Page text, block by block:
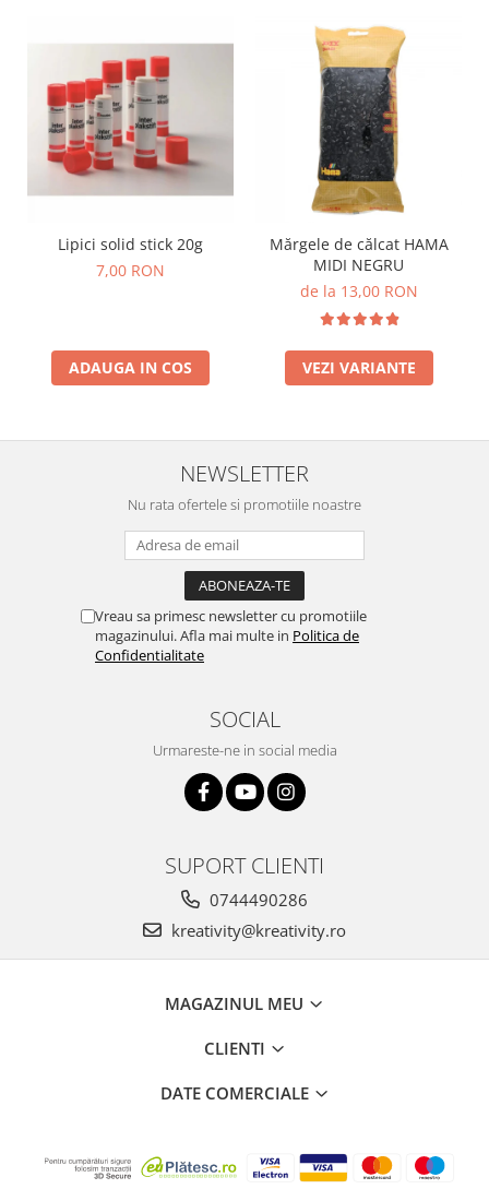
Mărgele HAMA MIDI
Mărgele HAMA MINI
Perceperea timpului - TimeTimer
Stimulare senzoriala
Stimulare auditiva
Stimulare tactila
Stimulare vizuala
Lipici solid stick 20g
7,00 RON
ADAUGA IN COS
Mărgele de călcat HAMA
MIDI NEGRU
de la 13,00 RON
VEZI VARIANTE
NEWSLETTER
Nu rata ofertele si promotiile noastre
Vreau sa primesc newsletter cu promotiile
magazinului. Afla mai multe in Politica de
Confidentialitate
SOCIAL
Urmareste-ne in social media
SUPORT CLIENTI
0744490286
kreativity@kreativity.ro
MAGAZINUL MEU
CLIENTI
DATE COMERCIALE